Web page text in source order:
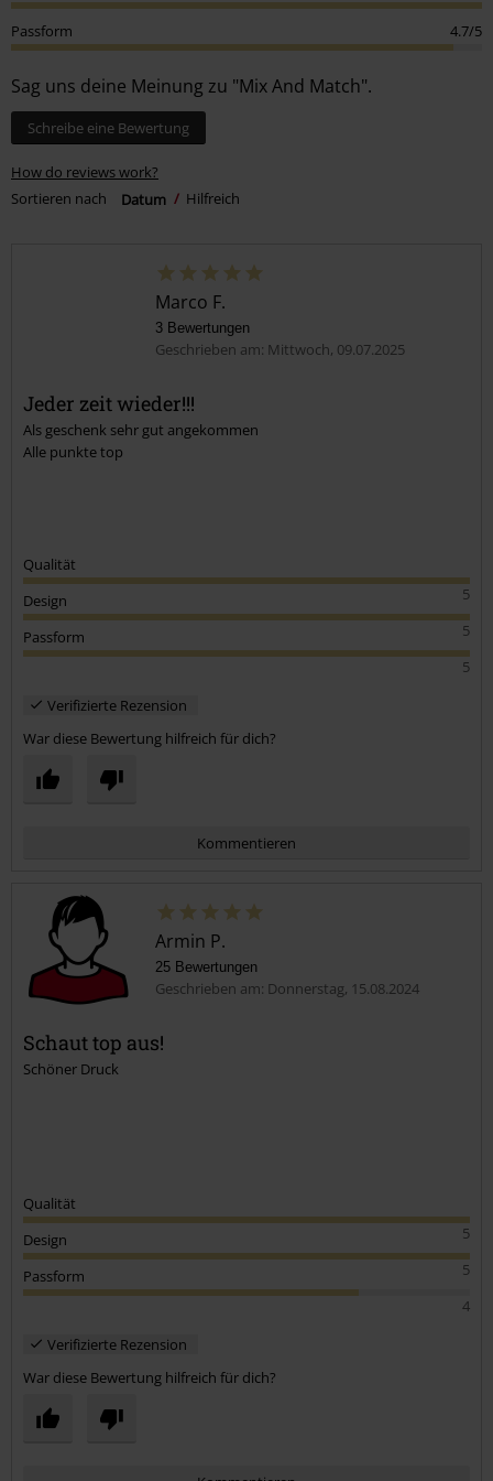
Passform 4.7/5
Sag uns deine Meinung zu "Mix And Match".
Schreibe eine Bewertung
How do reviews work?
Sortieren nach
Datum Hilfreich
Marco F.
3 Bewertungen
Geschrieben am: Mittwoch, 09.07.2025
Jeder zeit wieder!!!
Als geschenk sehr gut angekommen
Alle punkte top
Qualität
5
Design
5
Passform
5
Verifizierte Rezension
War diese Bewertung hilfreich für dich?
Kommentieren
Kommentar jetzt abschicken!
Armin P.
25 Bewertungen
Geschrieben am: Donnerstag, 15.08.2024
Schaut top aus!
Schöner Druck
Qualität
5
Design
5
Passform
4
Verifizierte Rezension
War diese Bewertung hilfreich für dich?